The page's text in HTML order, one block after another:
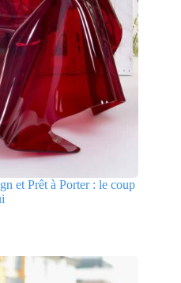
et Prêt à Porter : le coup